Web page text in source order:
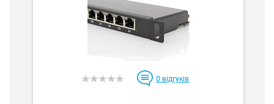
0 відгуків